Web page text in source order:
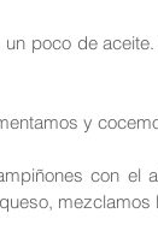
poco de
y
con el